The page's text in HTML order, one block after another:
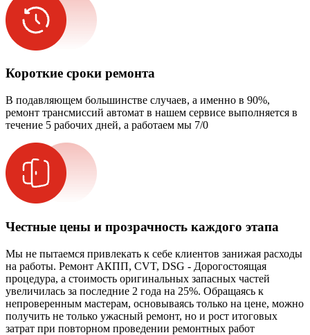
Короткие сроки ремонта
В подавляющем большинстве случаев, а именно в 90%,
ремонт трансмиссий автомат в нашем сервисе выполняется в
течение 5 рабочих дней, а работаем мы 7/0
Честные цены и прозрачность каждого этапа
Мы не пытаемся привлекать к себе клиентов занижая расходы
на работы. Ремонт АКПП, CVT, DSG - Дорогостоящая
процедура, а стоимость оригинальных запасных частей
увеличилась за последние 2 года на 25%. Обращаясь к
непроверенным мастерам, основываясь только на цене, можно
получить не только ужасный ремонт, но и рост итоговых
затрат при повторном проведении ремонтных работ